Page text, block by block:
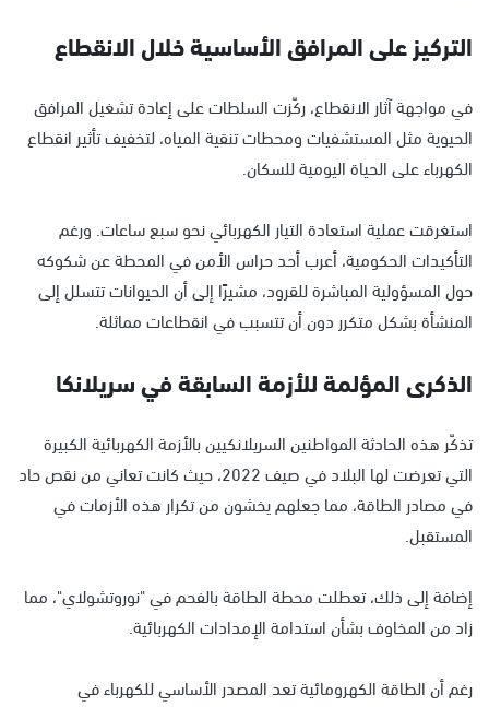
التركيز على المرافق الأساسية خلال الانقطاع
في مواجهة آثار الانقطاع، ركّزت السلطات على إعادة تشغيل المرافق
الحيوية مثل المستشفيات ومحطات تنقية المياه، لتخفيف تأثير انقطاع
الكهرباء على الحياة اليومية للسكان.
استغرقت عملية استعادة التيار الكهربائي نحو سبع ساعات. ورغم
التأكيدات الحكومية، أعرب أحد حراس الأمن في المحطة عن شكوكه
حول المسؤولية المباشرة للقرود، مشيرًا إلى أن الحيوانات تتسلل إلى
المنشأة بشكل متكرر دون أن تتسبب في انقطاعات مماثلة.
الذكرى المؤلمة للأزمة السابقة في سريلانكا
تذكّر هذه الحادثة المواطنين السريلانكيين بالأزمة الكهربائية الكبيرة
التي تعرضت لها البلاد في صيف 2022، حيث كانت تعاني من نقص حاد
في مصادر الطاقة، مما جعلهم يخشون من تكرار هذه الأزمات في
المستقبل.
إضافة إلى ذلك، تعطلت محطة الطاقة بالفحم في "نوروتشولاي"، مما
زاد من المخاوف بشأن استدامة الإمدادات الكهربائية.
رغم أن الطاقة الكهرومائية تعد المصدر الأساسي للكهرباء في